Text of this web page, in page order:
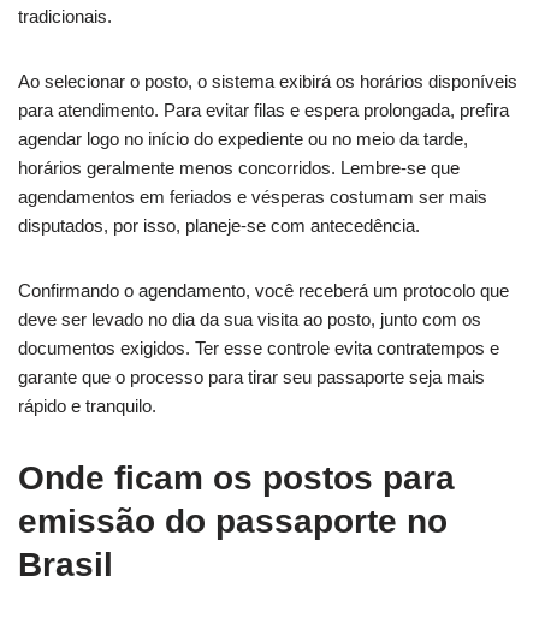
tradicionais.
Ao selecionar o posto, o sistema exibirá os horários disponíveis
para atendimento. Para evitar filas e espera prolongada, prefira
agendar logo no início do expediente ou no meio da tarde,
horários geralmente menos concorridos. Lembre-se que
agendamentos em feriados e vésperas costumam ser mais
disputados, por isso, planeje-se com antecedência.
Confirmando o agendamento, você receberá um protocolo que
deve ser levado no dia da sua visita ao posto, junto com os
documentos exigidos. Ter esse controle evita contratempos e
garante que o processo para tirar seu passaporte seja mais
rápido e tranquilo.
Onde ficam os postos para
emissão do passaporte no
Brasil